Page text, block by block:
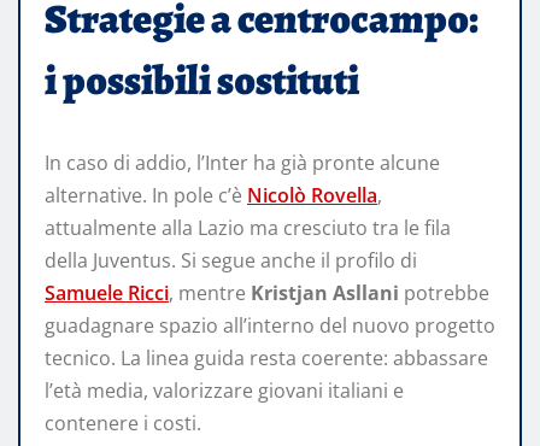
Strategie a centrocampo:
i possibili sostituti
In caso di addio, l’Inter ha già pronte alcune
alternative. In pole c’è Nicolò Rovella,
attualmente alla Lazio ma cresciuto tra le fila
della Juventus. Si segue anche il profilo di
Samuele Ricci, mentre Kristjan Asllani potrebbe
guadagnare spazio all’interno del nuovo progetto
tecnico. La linea guida resta coerente: abbassare
l’età media, valorizzare giovani italiani e
contenere i costi.